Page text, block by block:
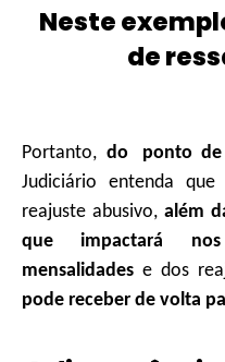
Neste
de
Portanto, do ponto
Judiciário entenda
reajuste abusivo, além
que impactará
mensalidades e dos
pode receber de volta